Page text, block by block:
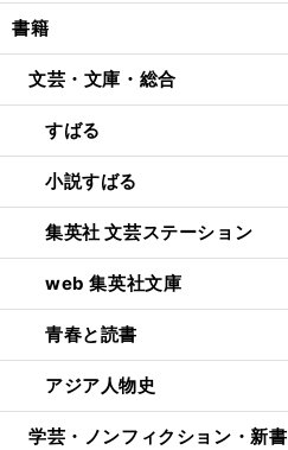
書籍
文芸・文庫・総合
すばる
小説すばる
集英社 文芸ステーション
web 集英社文庫
青春と読書
アジア人物史
学芸・ノンフィクション・新書